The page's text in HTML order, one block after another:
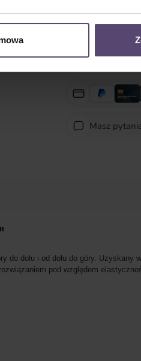
Masz
dołu i od dołu do góry. Uzyskany
pod względem